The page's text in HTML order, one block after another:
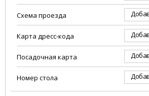
Схема проезда
Карта дресс-кода
Посадочная карта
Номер стола